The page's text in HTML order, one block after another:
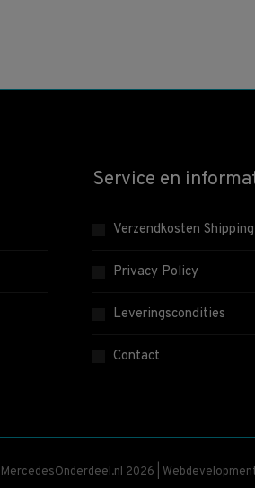
Service en
Verzendkosten
Privacy Policy
Leveringscondities
Contact
2026 |